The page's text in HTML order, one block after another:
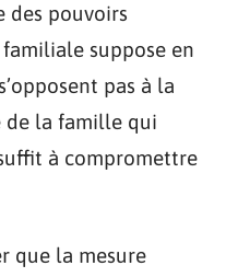
des pouvoirs
suppose en
pas à la
de la famille qui
à compromettre
que la mesure